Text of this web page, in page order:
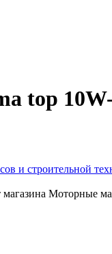
top
и строительной